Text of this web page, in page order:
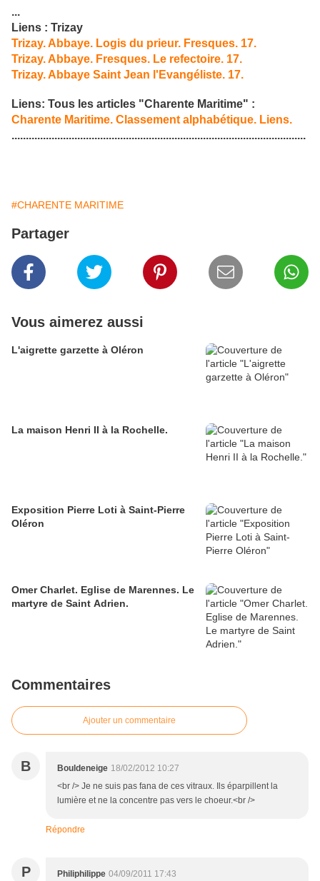
...
Liens : Trizay
Trizay. Abbaye. Logis du prieur. Fresques. 17.
Trizay. Abbaye. Fresques. Le refectoire. 17.
Trizay. Abbaye Saint Jean l'Evangéliste. 17.
Liens: Tous les articles "Charente Maritime" :
Charente Maritime. Classement alphabétique. Liens.
.......................................................................................................
#CHARENTE MARITIME
Partager
Vous aimerez aussi
L'aigrette garzette à Oléron
La maison Henri II à la Rochelle.
Exposition Pierre Loti à Saint-Pierre
Oléron
Omer Charlet. Eglise de Marennes. Le
martyre de Saint Adrien.
Commentaires
Ajouter un commentaire
B Bouldeneige 18/02/2012 10:27
<br /> Je ne suis pas fana de ces vitraux. Ils éparpillent la
lumière et ne la concentre pas vers le choeur.<br />
Répondre
P Philiphilippe 04/09/2011 17:43